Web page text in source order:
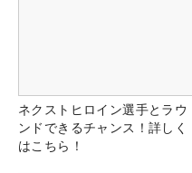
ネクストヒロイン選手とラウ
ンドできるチャンス！詳しく
はこちら！